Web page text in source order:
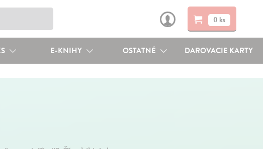
0 ks
E-KNIHY OSTATNÉ DAROVACIE KARTY